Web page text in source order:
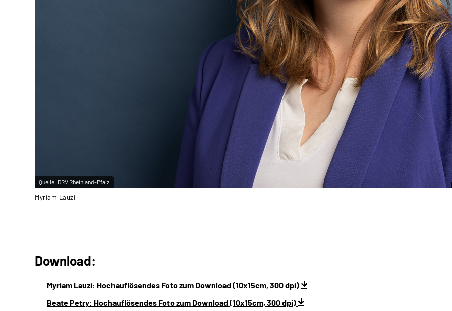
Quelle: DRV Rheinland-Pfalz
Myriam Lauzi
Download:
Myriam Lauzi: Hochauflösendes Foto zum Download (10x15cm, 300 dpi)
Beate Petry: Hochauflösendes Foto zum Download (10x15cm, 300 dpi)